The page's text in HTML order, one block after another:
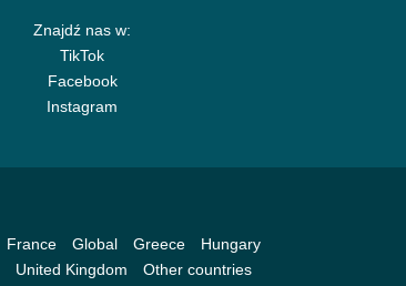
Znajdź nas w:
TikTok
Facebook
Instagram
France Global Greece
Hungary
United Kingdom Other countries